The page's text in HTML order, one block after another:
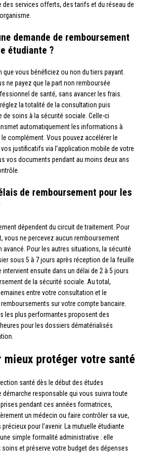
des services offerts, des tarifs et du réseau de
demande de remboursement
étudiante ?
que vous bénéficiez ou non du tiers payant.
ne payez que la part non remboursée
de santé, sans avancer les frais.
la totalité de la consultation puis
soins à la sécurité sociale. Celle-ci
automatiquement les informations à
complément. Vous pouvez accélérer le
justificatifs via l’application mobile de votre
vos documents pendant au moins deux ans
de remboursement pour les
dépendent du circuit de traitement. Pour
vous ne percevez aucun remboursement
avancé. Pour les autres situations, la sécurité
sous 5 à 7 jours après réception de la feuille
ensuite dans un délai de 2 à 5 jours
de la sécurité sociale. Au total,
entre votre consultation et le
sur votre compte bancaire.
les plus performantes proposent des
pour les dossiers dématérialisés
protéger votre santé
santé dès le début des études
démarche responsable qui vous suivra toute
pendant ces années formatrices,
un médecin ou faire contrôler sa vue,
pour l’avenir. La mutuelle étudiante
simple formalité administrative : elle
et préserve votre budget des dépenses